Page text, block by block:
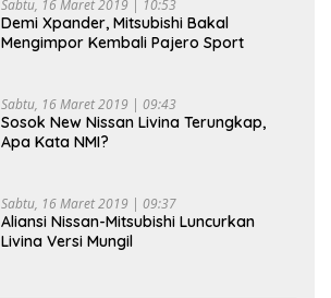
Sabtu, 16 Maret 2019 | 10:53
Demi Xpander, Mitsubishi Bakal
Mengimpor Kembali Pajero Sport
Sabtu, 16 Maret 2019 | 09:43
Sosok New Nissan Livina Terungkap,
Apa Kata NMI?
Sabtu, 16 Maret 2019 | 09:37
Aliansi Nissan-Mitsubishi Luncurkan
Livina Versi Mungil